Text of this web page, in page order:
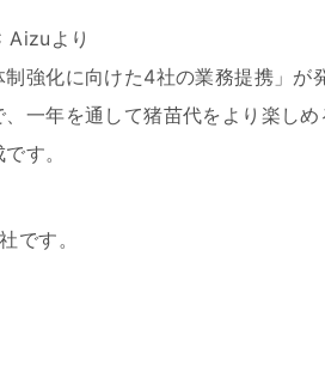
より
強化に向けた4社の業務提携」が
一年を通して猪苗代をより楽しめ
す。
です。